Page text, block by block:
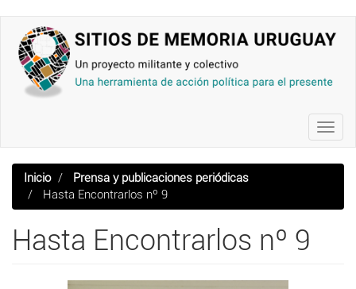
contenido
principal
Inicio
Prensa y publicaciones periódicas
Hasta Encontrarlos nº 9
Hasta Encontrarlos nº 9